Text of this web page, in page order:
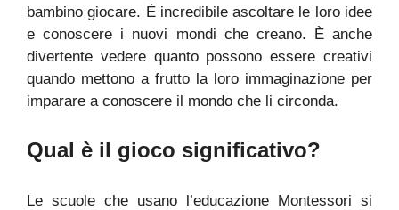
bambino giocare. È incredibile ascoltare le loro idee
e conoscere i nuovi mondi che creano. È anche
divertente vedere quanto possono essere creativi
quando mettono a frutto la loro immaginazione per
imparare a conoscere il mondo che li circonda.
Qual è il gioco significativo?
Le scuole che usano l’educazione Montessori si